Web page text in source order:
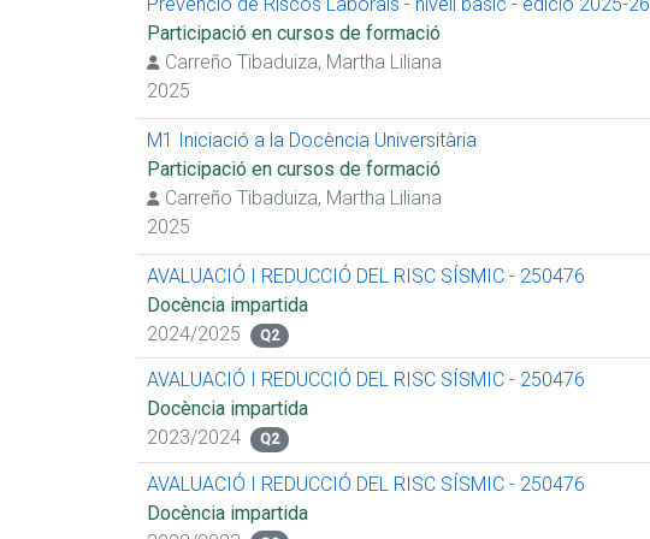
Participació en cursos de formació
Carreño Tibaduiza, Martha Liliana
2025
M1 Iniciació a la Docència Universitària
Participació en cursos de formació
Carreño Tibaduiza, Martha Liliana
2025
AVALUACIÓ I REDUCCIÓ DEL RISC SÍSMIC - 250476
Docència impartida
2024/2025
Q2
AVALUACIÓ I REDUCCIÓ DEL RISC SÍSMIC - 250476
Docència impartida
2023/2024
Q2
AVALUACIÓ I REDUCCIÓ DEL RISC SÍSMIC - 250476
Docència impartida